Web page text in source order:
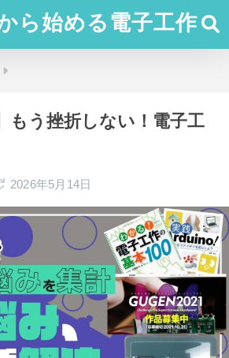
ら始める電子工作
もう挫折しない！電子工
2026年5月14日